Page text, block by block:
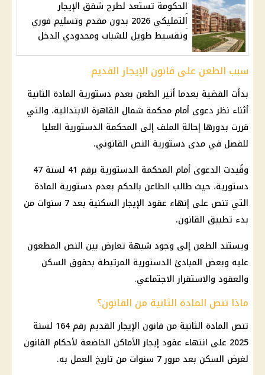
الحكومة تستعد لطرح شقق الإيجار
التمليكي 2026 بدون مقدم وتسليم فوري
وتقسيط طويل للشباب ومحدودي الدخل
سبب الطعن على قانون الإيجار القديم
بدأت القضية بعدما أثير الطعن بعدم دستورية المادة الثانية
أثناء نظر دعوى أمام محكمة شمال القاهرة الابتدائية، والتي
قررت بدورها إحالة الملف إلى المحكمة الدستورية العليا
للفصل في مدى دستورية النص القانوني.
وقُيدت الدعوى أمام المحكمة الدستورية برقم 41 لسنة 47
دستورية، حيث طالب الطاعن بالحكم بعدم دستورية المادة
التي تنص على إنهاء عقود الإيجار السكنية بعد 7 سنوات من
بدء تطبيق القانون.
ويستند الطعن إلى وجود شبهة تعارض بين النص المطعون
عليه وبعض المبادئ الدستورية المرتبطة بحقوق السكن
والعقود والاستقرار الاجتماعي.
ماذا تنص المادة الثانية من القانون؟
تنص المادة الثانية من قانون الإيجار القديم رقم 164 لسنة
2025 على انتهاء عقود إيجار الأماكن الخاضعة لأحكام القانون
لغرض السكن بعد مرور 7 سنوات من تاريخ العمل به.